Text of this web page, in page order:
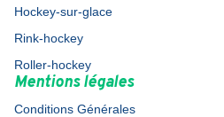
Hockey-sur-glace
Rink-hockey
Roller-hockey
Mentions légales
Conditions Générales